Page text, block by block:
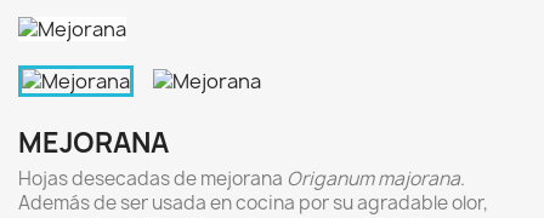
MEJORANA
Hojas desecadas de mejorana Origanum majorana.
Además de ser usada en cocina por su agradable olor,